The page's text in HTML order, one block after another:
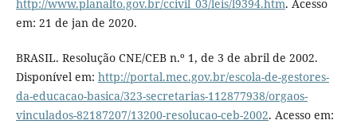
http://www.planalto.gov.br/ccivil_03/leis/l9394.htm. Acesso
em: 21 de jan de 2020.
BRASIL. Resolução CNE/CEB n.º 1, de 3 de abril de 2002.
Disponível em: http://portal.mec.gov.br/escola-de-gestores-
da-educacao-basica/323-secretarias-112877938/orgaos-
vinculados-82187207/13200-resolucao-ceb-2002. Acesso em: